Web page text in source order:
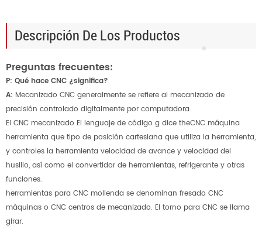
Descripción De Los Productos
Preguntas frecuentes:
P: Qué hace CNC ¿significa?
A: Mecanizado CNC generalmente se refiere al mecanizado de
precisión controlado digitalmente por computadora.
El CNC mecanizado El lenguaje de código g dice theCNC máquina
herramienta que tipo de posición cartesiana que utiliza la herramienta,
y controles la herramienta velocidad de avance y velocidad del
husillo, así como el convertidor de herramientas, refrigerante y otras
funciones.
herramientas para CNC molienda se denominan fresado CNC
máquinas o CNC centros de mecanizado. El torno para CNC se llama
girar.